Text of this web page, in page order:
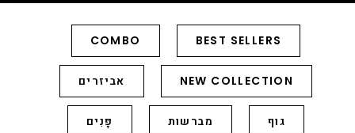
BEST SELLERS
COMBO
NEW COLLECTION אביזרים
גוף מברשות פָּנִים